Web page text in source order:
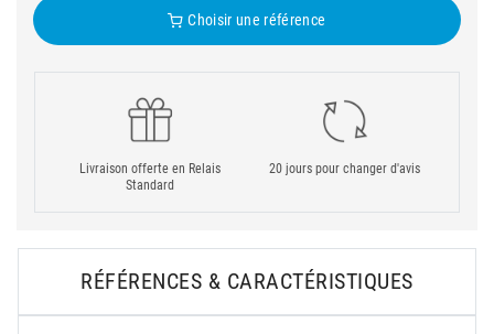
Choisir une référence
Livraison offerte en Relais
Standard
20 jours pour changer d'avis
RÉFÉRENCES & CARACTÉRISTIQUES